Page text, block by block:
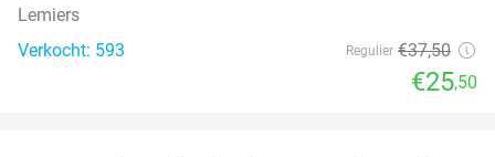
Lemiers
Verkocht: 593
Regulier €37,50
€25,50